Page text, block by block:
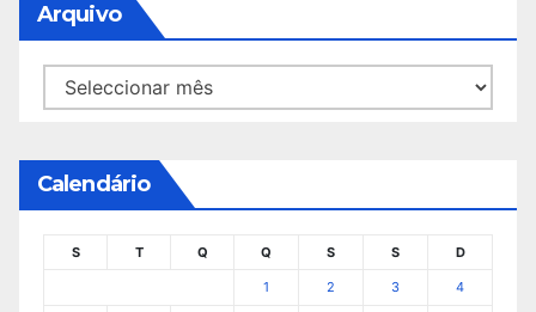
Arquivo
Arquivo
Calendário
S T Q Q S S D
1 2 3 4